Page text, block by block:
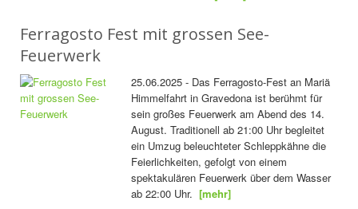
Ferragosto Fest mit grossen See-
Feuerwerk
25.06.2025 - Das Ferragosto-Fest an Mariä
Himmelfahrt in Gravedona ist berühmt für
sein großes Feuerwerk am Abend des 14.
August. Traditionell ab 21:00 Uhr begleitet
ein Umzug beleuchteter Schleppkähne die
Feierlichkeiten, gefolgt von einem
spektakulären Feuerwerk über dem Wasser
ab 22:00 Uhr.[mehr]